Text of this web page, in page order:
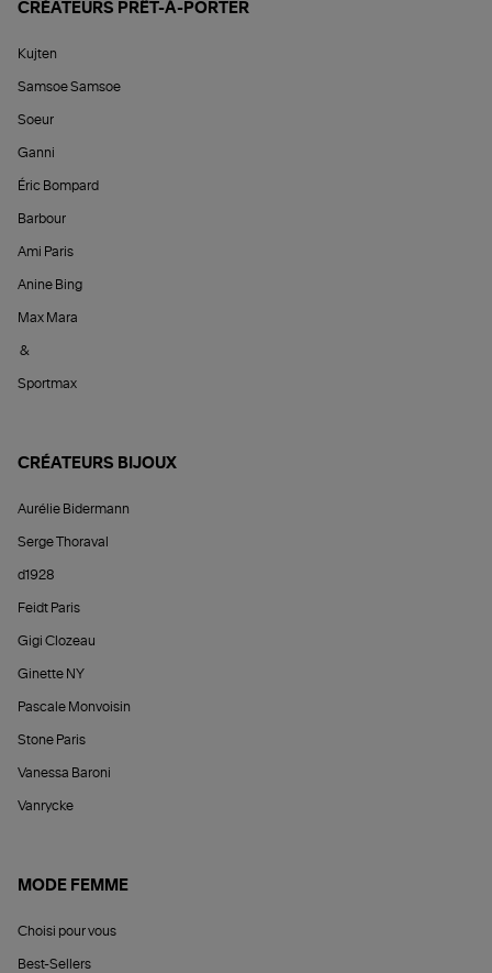
CRÉATEURS PRÊT-À-PORTER
Kujten
Samsoe Samsoe
Soeur
Ganni
Éric Bompard
Barbour
Ami Paris
Anine Bing
Max Mara
&
Sportmax
CRÉATEURS BIJOUX
Aurélie Bidermann
Serge Thoraval
d1928
Feidt Paris
Gigi Clozeau
Ginette NY
Pascale Monvoisin
Stone Paris
Vanessa Baroni
Vanrycke
MODE FEMME
Choisi pour vous
Best-Sellers